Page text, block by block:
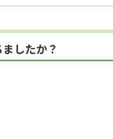
したか？